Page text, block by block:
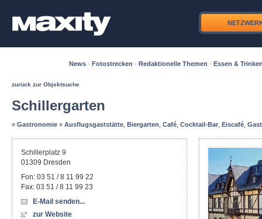
News · Fotostrecken · Redaktionelle Themen · Essen &
zurück zur Objektsuche
Schillergarten
» Gastronomie » Ausflugsgaststätte Biergarten Café Cocktail-Bar Eiscafé
Schillerplatz 9
01309 Dresden
Fon: 03 51 / 8 11 99 22
Fax: 03 51 / 8 11 99 23
E-Mail senden...
zur Website